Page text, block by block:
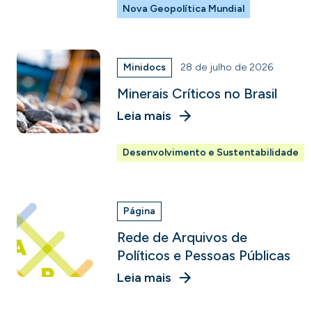
Nova Geopolítica Mundial
Minidocs 28 de julho de 2026
Minerais Críticos no Brasil
Leia mais
Desenvolvimento e Sustentabilidade
Página
Rede de Arquivos de
Políticos e Pessoas Públicas
Leia mais